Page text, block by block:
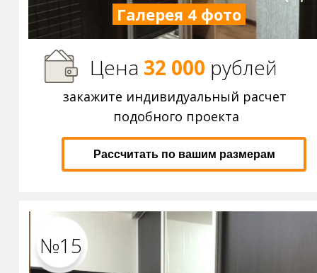
Рассчитать по вашим размерам
Галерея 4 фото
№15
Цена 32 000 рублей
закажите индивидуальный расчет
подобного проекта